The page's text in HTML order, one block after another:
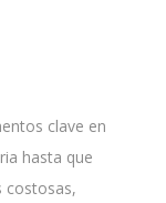
clave en
hasta que
costosas,